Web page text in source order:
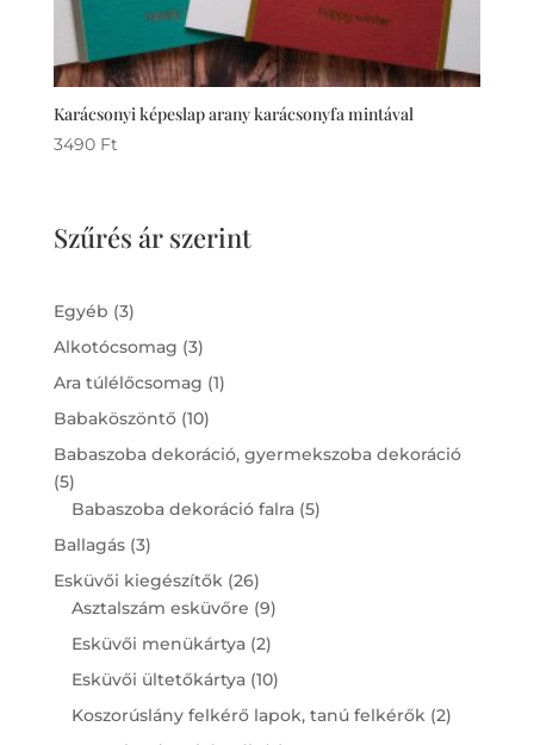
Karácsonyi képeslap arany karácsonyfa mintával
3490 Ft
Szűrés ár szerint
Egyéb 33
products
Alkotócsomag 33
products
Ara túlélőcsomag 11
Babaköszöntő 1010
products
Babaszoba dekoráció, gyermekszoba dekoráció
55
products
Babaszoba dekoráció falra 55
Ballagás 33
products
Esküvői kiegészítők 2626
products
Asztalszám esküvőre 99
products
Esküvői menükártya 22
products
Esküvői ültetőkártya 1010
products
Koszorúslány felkérő lapok, tanú felkérők 22